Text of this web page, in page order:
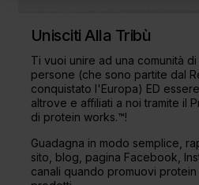
Unisciti Alla Tribù
Ti vuoi unire ad una comunità
persone (che sono partite dal
conquistato l'Europa) ED
altrove e affiliati a noi tramite il
di protein works.™!
Guadagna in modo semplice,
sito, blog, pagina Facebook,
canali quando promuovi